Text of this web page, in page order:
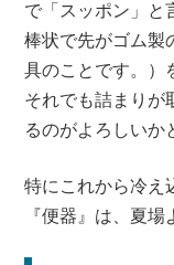
で「スッポン」と
棒状で先がゴム製
具のことです。）
それでも詰まりが
るのがよろしいか
特にこれから冷え
『便器』は、夏